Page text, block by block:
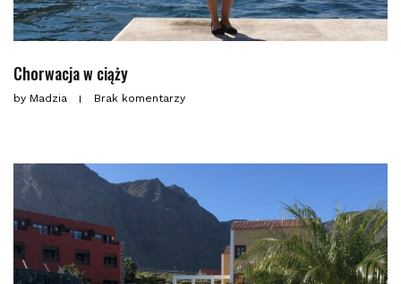
Chorwacja w ciąży
by Madzia Brak komentarzy